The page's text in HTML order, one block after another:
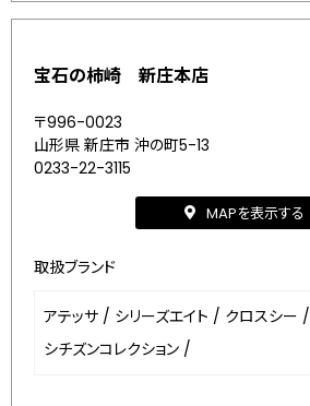
宝石の柿崎 新庄本店
〒996-0023
山形県 新庄市 沖の町5-13
0233-22-3115
MAPを表示する
取扱ブランド
アテッサ / シリーズエイト / クロスシー /
シチズンコレクション /